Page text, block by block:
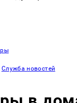
Служба новостей